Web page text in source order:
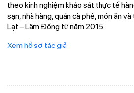
theo kinh nghiệm khảo sát thực tế
sạn, nhà hàng, quán cà phê, món ăn
Lạt – Lâm Đồng từ năm 2015.
Xem hồ sơ tác giả